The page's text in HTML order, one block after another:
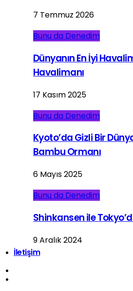
7 Temmuz 2026
Bunu da Denedim
Dünyanın En İyi
Havalimanı
17 Kasım 2025
Bunu da Denedim
Kyoto’da Gizli Bir
Bambu Ormanı
6 Mayıs 2025
Bunu da Denedim
Shinkansen ile
9 Aralık 2024
İletişim